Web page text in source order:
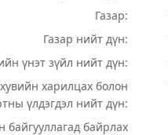
Газар:
Газар нийт дүн:
үнэт зүйл нийт дүн:
харилцах болон
үлдэгдэл нийт дүн:
байгууллагад байрлах